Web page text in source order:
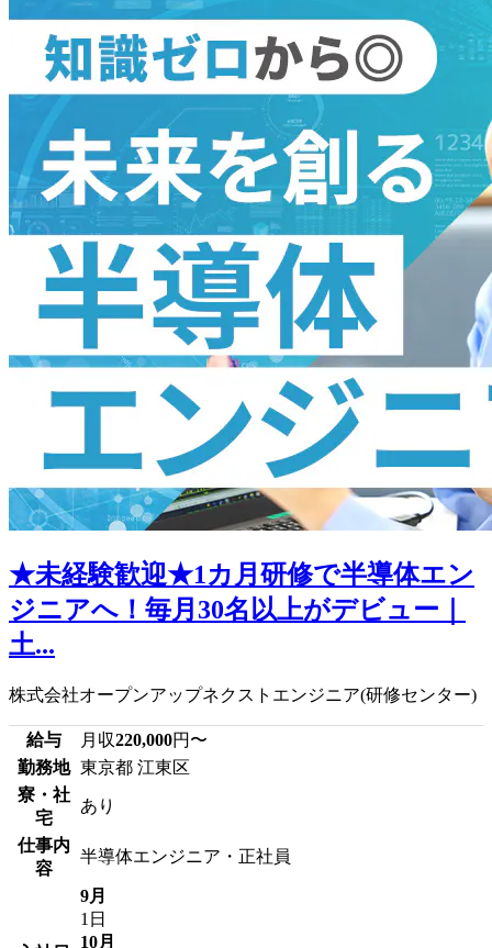
★未経験歓迎★1カ月研修で半導体エン
ジニアへ！毎月30名以上がデビュー｜
土...
株式会社オープンアップネクストエンジニア(研修センター)
給与 月収220,000円〜
勤務地 東京都 江東区
寮・社
宅
あり
仕事内
容
半導体エンジニア・正社員
9月
1日
10月